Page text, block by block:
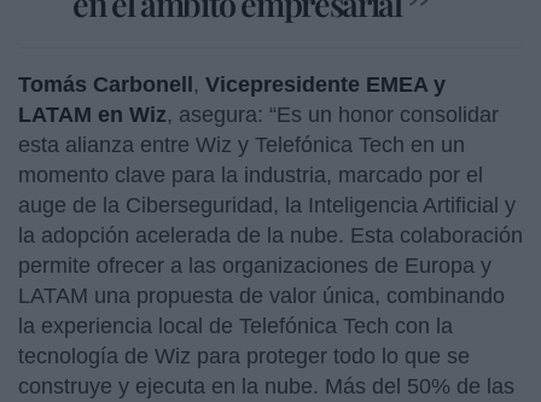
Tomás Carbonell, Vicepresidente EMEA y
LATAM en Wiz, asegura: “Es un honor consolidar
esta alianza entre Wiz y Telefónica Tech en un
momento clave para la industria, marcado por el
auge de la Ciberseguridad, la Inteligencia Artificial y
la adopción acelerada de la nube. Esta colaboración
permite ofrecer a las organizaciones de Europa y
LATAM una propuesta de valor única, combinando
la experiencia local de Telefónica Tech con la
tecnología de Wiz para proteger todo lo que se
construye y ejecuta en la nube. Más del 50% de las